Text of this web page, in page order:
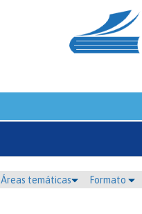
Áreas temáticas Formato